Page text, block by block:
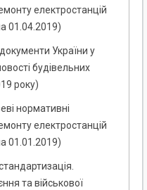
електростанцій
01.04.2019)
України у
будівельних
року)
нормативні
електростанцій
01.01.2019)
та військової